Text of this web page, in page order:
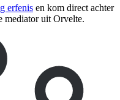
erfenis en kom direct achter
mediator uit Orvelte.